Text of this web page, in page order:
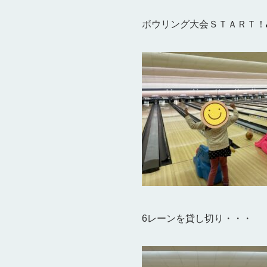
ボウリング大会ＳＴＡＲＴ
6レーンを貸し切り・・・